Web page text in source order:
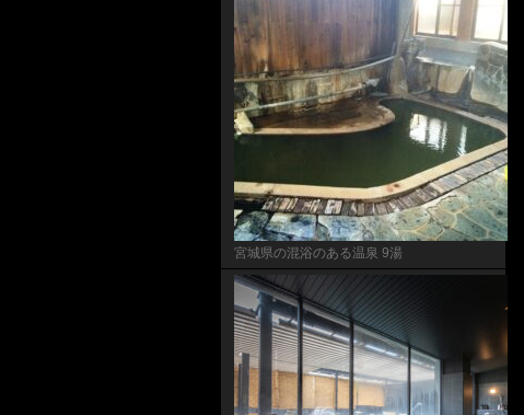
宮城県の混浴のある温泉 9湯